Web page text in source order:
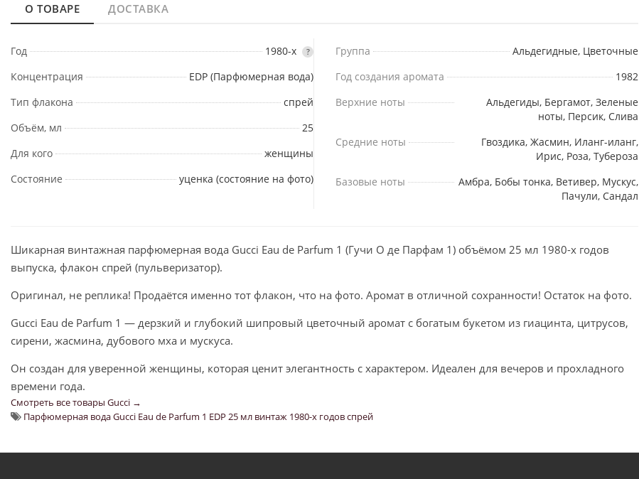
О ТОВАРЕ ДОСТАВКА
Год 1980-х ?
Концентрация
EDP (Парфюмерная вода)
Тип флакона
спрей
Объём, мл
25
Для кого
женщины
Состояние
уценка (состояние на фото)
Группа
Альдегидные, Цветочные
Год создания аромата
1982
Верхние ноты
Альдегиды, Бергамот, Зеленые
ноты, Персик, Слива
Средние ноты
Гвоздика, Жасмин, Иланг-иланг,
Ирис, Роза, Тубероза
Базовые ноты
Амбра, Бобы тонка, Ветивер, Мускус,
Пачули, Сандал
Шикарная винтажная парфюмерная вода Gucci Eau de Parfum 1 (Гучи О де Парфам 1) объёмом 25 мл 1980-х годов
выпуска, флакон спрей (пульверизатор).
Оригинал, не реплика! Продаётся именно тот флакон, что на фото. Аромат в отличной сохранности! Остаток на фото.
Gucci Eau de Parfum 1 — дерзкий и глубокий шипровый цветочный аромат с богатым букетом из гиацинта, цитрусов,
сирени, жасмина, дубового мха и мускуса.
Он создан для уверенной женщины, которая ценит элегантность с характером. Идеален для вечеров и прохладного
времени года.
Смотреть все товары Gucci →
Парфюмерная вода Gucci Eau de Parfum 1 EDP 25 мл винтаж 1980-х годов спрей